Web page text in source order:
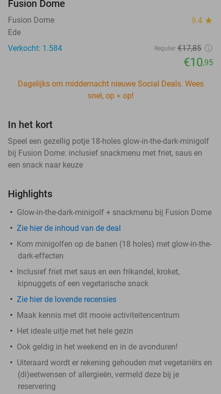
Fusion Dome
Fusion Dome 9.4 star
Ede
Verkocht: 1.584
Regulier €17,85
€10,95
Dagelijks om middernacht nieuwe Social Deals. Wees
snel, op = op!
In het kort
Speel een gezellig potje 18-holes glow-in-the-dark-minigolf
bij Fusion Dome: inclusief snackmenu met friet, saus en
een snack naar keuze
Highlights
Glow-in-the-dark-minigolf + snackmenu bij Fusion Dome
Zie hier de inhoud van de deal
Kom minigolfen op de banen (18 holes) met glow-in-the-
dark-effecten
Inclusief friet met saus en een frikandel, kroket,
kipnuggets of een vegetarische snack
Zie hier de lovende recensies
Maak kennis met dit mooie activiteitencentrum
Het ideale uitje met het hele gezin
Ook geldig in het weekend en in de avonduren!
Uiteraard wordt er rekening gehouden met vegetariërs en
(di)eetwensen of allergieën, vermeld deze bij je
reservering